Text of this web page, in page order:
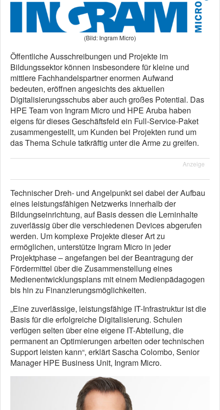
(Bild: Ingram Micro)
Öffentliche Ausschreibungen und Projekte im
Bildungssektor können insbesondere für kleine und
mittlere Fachhandelspartner enormen Aufwand
bedeuten, eröffnen angesichts des aktuellen
Digitalisierungsschubs aber auch großes Potential. Das
HPE Team von Ingram Micro und HPE Aruba haben
eigens für dieses Geschäftsfeld ein Full-Service-Paket
zusammengestellt, um Kunden bei Projekten rund um
das Thema Schule tatkräftig unter die Arme zu greifen.
Anzeige
Technischer Dreh- und Angelpunkt sei dabei der Aufbau
eines leistungsfähigen Netzwerks innerhalb der
Bildungseinrichtung, auf Basis dessen die Lerninhalte
zuverlässig über die verschiedenen Devices abgerufen
werden. Um komplexe Projekte dieser Art zu
ermöglichen, unterstütze Ingram Micro in jeder
Projektphase – angefangen bei der Beantragung der
Fördermittel über die Zusammenstellung eines
Medienentwicklungsplans mit einem Medienpädagogen
bis hin zu Finanzierungsmöglichkeiten.
„Eine zuverlässige, leistungsfähige IT-Infrastruktur ist die
Basis für die erfolgreiche Digitalisierung. Schulen
verfügen selten über eine eigene IT-Abteilung, die
permanent an Optimierungen arbeiten oder technischen
Support leisten kann“, erklärt Sascha Colombo, Senior
Manager HPE Business Unit, Ingram Micro.